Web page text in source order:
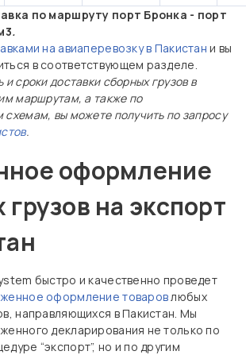
по маршруту порт Бронка - порт
3.
на авиаперевозку в Пакистан и вы
в соответствующем разделе.
сроки доставки сборных грузов в
маршрутам, а также по
вы можете получить по запросу
.
оформление
на экспорт
быстро и качественно проведет
оформление товаровлюбых
направляющихся в Пакистан. Мы
декларирования не только по
“экспорт”, но и по другим